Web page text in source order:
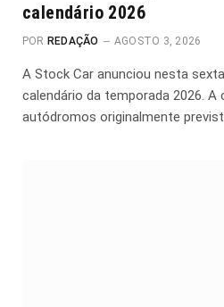
calendário 2026
POR REDAÇÃO AGOSTO 3, 2026
A Stock Car anunciou nesta
calendário da temporada 2026.
autódromos originalmente